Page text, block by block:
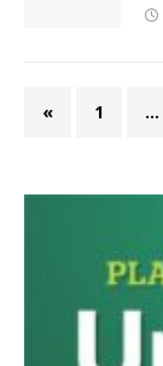
« 1 …